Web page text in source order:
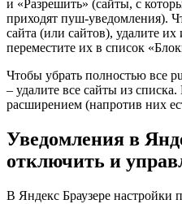
и «Разрешить» (сайты, с
приходят пуш-уведомления).
сайта (или сайтов), удалите
переместите их в список
Чтобы убрать полностью все
– удалите все сайты из
расширением (напротив них
Уведомления в
отключить и
В Яндекс Браузере настройки